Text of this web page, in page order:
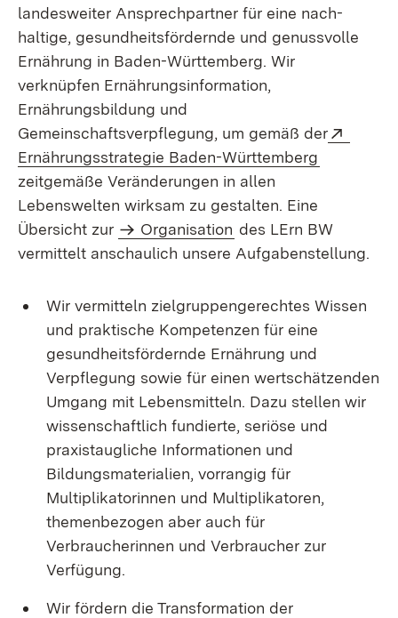
landesweiter Ansprechpartner für eine nach­
haltige, gesundheitsfördernde und genussvolle
Ernährung in Baden-Württemberg. Wir
verknüpfen Ernährungsinformation,
Ernährungsbildung und
Gemeinschaftsverpflegung, um gemäß der
Ernährungsstrategie Baden-Württemberg
zeitgemäße Veränderungen in allen
Lebenswelten wirksam zu gestalten. Eine
Übersicht zur
Organisation des LErn BW
vermittelt anschaulich unsere Aufgabenstellung.
Wir vermitteln zielgruppengerechtes Wissen
und praktische Kompetenzen für eine
gesundheitsfördernde Ernährung und
Verpflegung sowie für einen wertschätzenden
Umgang mit Lebensmitteln. Dazu stellen wir
wissenschaftlich fundierte, seriöse und
praxistaugliche Informationen und
Bildungsmaterialien, vorrangig für
Multiplikatorinnen und Multiplikatoren,
themen­bezo­gen aber auch für
Verbraucherinnen und Verbraucher zur
Verfügung.
Wir fördern die Transformation der